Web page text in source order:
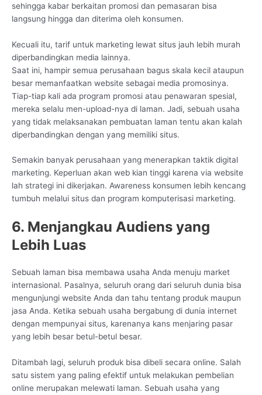
sehingga kabar berkaitan promosi dan pemasaran bisa
langsung hingga dan diterima oleh konsumen.
Kecuali itu, tarif untuk marketing lewat situs jauh lebih murah
diperbandingkan media lainnya.
Saat ini, hampir semua perusahaan bagus skala kecil ataupun
besar memanfaatkan website sebagai media promosinya.
Tiap-tiap kali ada program promosi atau penawaran spesial,
mereka selalu men-upload-nya di laman. Jadi, sebuah usaha
yang tidak melaksanakan pembuatan laman tentu akan kalah
diperbandingkan dengan yang memiliki situs.
Semakin banyak perusahaan yang menerapkan taktik digital
marketing. Keperluan akan web kian tinggi karena via website
lah strategi ini dikerjakan. Awareness konsumen lebih kencang
tumbuh melalui situs dan program komputerisasi marketing.
6. Menjangkau Audiens yang
Lebih Luas
Sebuah laman bisa membawa usaha Anda menuju market
internasional. Pasalnya, seluruh orang dari seluruh dunia bisa
mengunjungi website Anda dan tahu tentang produk maupun
jasa Anda. Ketika sebuah usaha bergabung di dunia internet
dengan mempunyai situs, karenanya kans menjaring pasar
yang lebih besar betul-betul besar.
Ditambah lagi, seluruh produk bisa dibeli secara online. Salah
satu sistem yang paling efektif untuk melakukan pembelian
online merupakan melewati laman. Sebuah usaha yang